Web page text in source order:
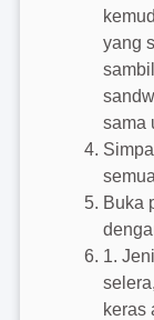
yang
sama
Buka
1.
keras